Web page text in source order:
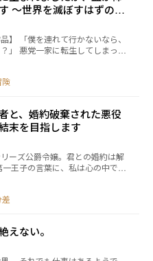
。 一族の面子を保つために、シ
ナの護衛として父に呼び戻され
を背に単身大公邸を襲い、クリ
扉を易々と破ったエーヴェルト
々と連れ去った。 恐ろしさに震
は目もくれず、当身を食らい呆
■性描写のある
います。 ■他サイトにも投稿し
〜世界を滅ぼすはずの彼
きます〜
】 「僕を連れて行かないなら、
」 悪党一家に転生してしまった
としている一家だが、血が怖い
る。どの世界観に転生したかも
の誕生日。父親からプレゼント
奴隷とは関わらない人生を歩も
険
と、婚約破棄された悪役
末を目指します
リーズ公爵令嬢。君との婚約は解
王子の言葉に、私は心の中で歓
、私は前世の記憶を持ったま
世界に「悪役令嬢」として転生
て、私にはずっと愛してやまな
生した直後から、私は運命を変
。 このままでは、ゲームのシナ
役令嬢である私は従者の少年を
えない。